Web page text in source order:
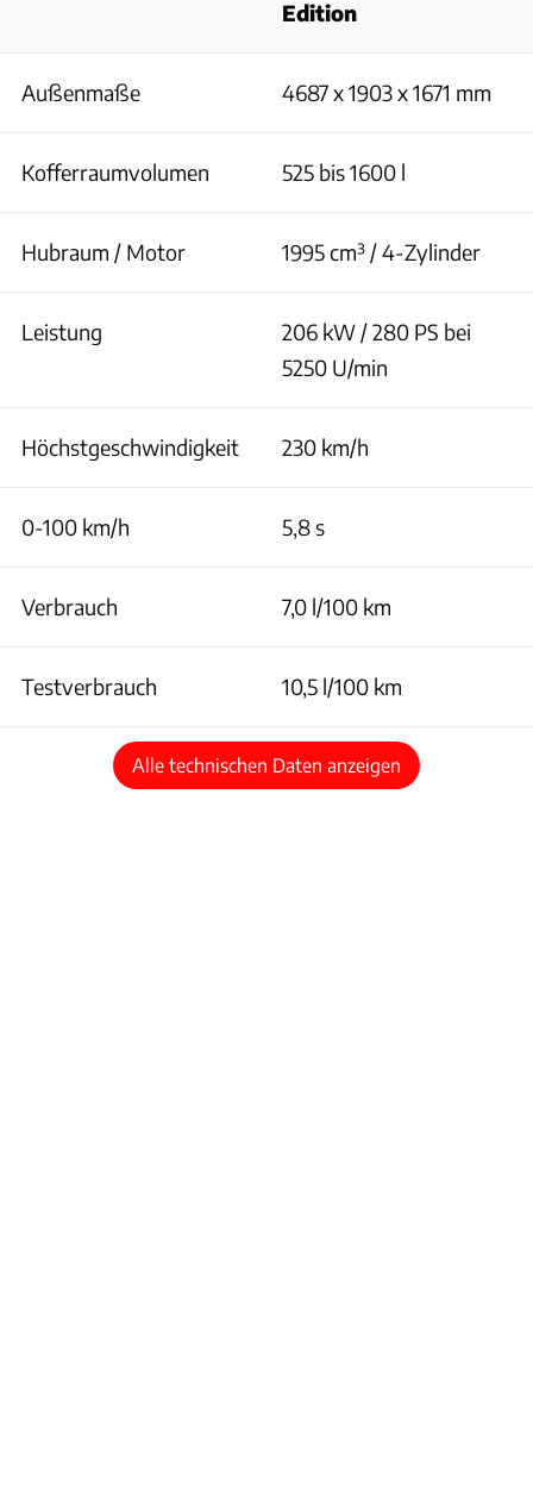
Edition
Außenmaße 4687 x 1903 x 1671 mm
Kofferraumvolumen 525 bis 1600 l
Hubraum / Motor 1995 cm³ / 4-Zylinder
Leistung
206 kW / 280 PS bei
5250 U/min
Höchstgeschwindigkeit 230 km/h
0-100 km/h 5,8 s
Verbrauch 7,0 l/100 km
Testverbrauch 10,5 l/100 km
Alle technischen Daten anzeigen